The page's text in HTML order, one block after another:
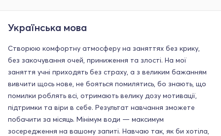
Українська мова
Створюю комфортну атмосферу на заняттях без крику,
без закочування очей, приниження та злості. На мої
заняття учні приходять без страху, а з великим бажанням
вивчити щось нове, не бояться помилятись, бо знають, що
помилки роблять всі, отримають велику дозу мотивації,
підтримки та віри в себе. Результат навчання зможете
побачити за місяць. Мінімум води — максимум
зосередження на вашому запиті. Навчаю так, як би хотіла,